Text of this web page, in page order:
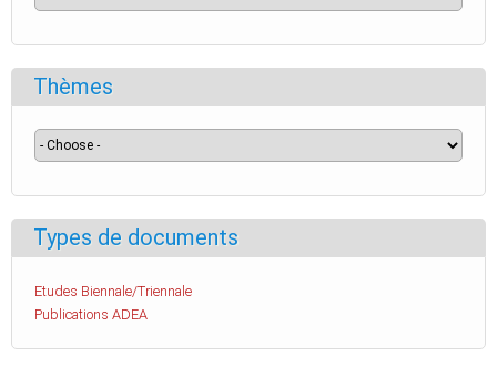
Thèmes
Types de documents
Etudes Biennale/Triennale
Publications ADEA